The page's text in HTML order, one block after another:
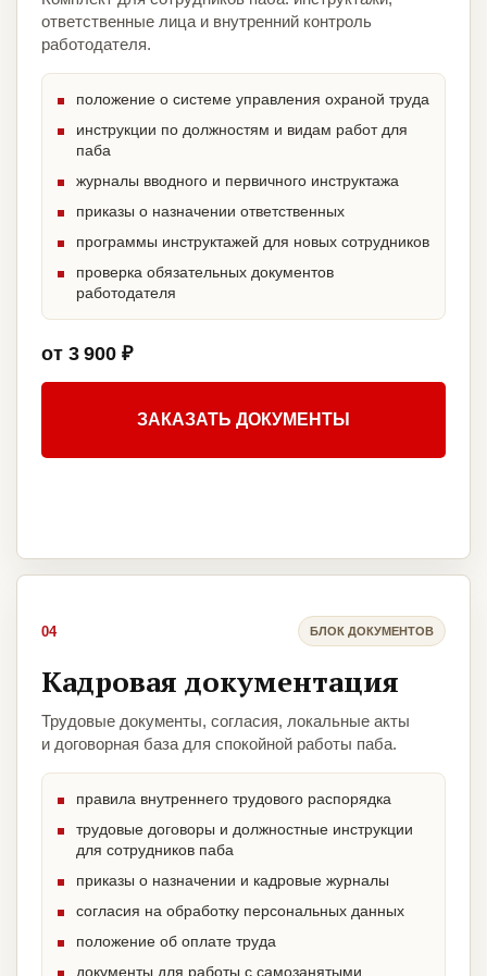
ответственные лица и внутренний контроль
работодателя.
положение о системе управления охраной труда
инструкции по должностям и видам работ для
паба
журналы вводного и первичного инструктажа
приказы о назначении ответственных
программы инструктажей для новых сотрудников
проверка обязательных документов
работодателя
от 3 900 ₽
ЗАКАЗАТЬ ДОКУМЕНТЫ
04 БЛОК ДОКУМЕНТОВ
Кадровая документация
Трудовые документы, согласия, локальные акты
и договорная база для спокойной работы паба.
правила внутреннего трудового распорядка
трудовые договоры и должностные инструкции
для сотрудников паба
приказы о назначении и кадровые журналы
согласия на обработку персональных данных
положение об оплате труда
документы для работы с самозанятыми